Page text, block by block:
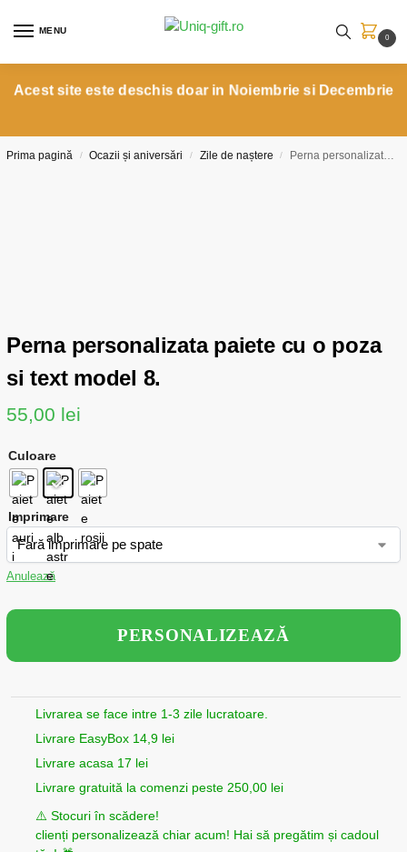
MENU
0
Acest site este deschis doar in Noiembrie si Decembrie
Prima pagină / Ocazii și aniversări / Zile de naștere / Perna personalizata paiete cu o poza si text model 8.
Perna personalizata paiete cu o poza
si text model 8.
55,00 lei
Culoare
Imprimare
Anulează
PERSONALIZEAZĂ
Livrarea se face intre 1-3 zile lucratoare.
Livrare EasyBox 14,9 lei
Livrare acasa 17 lei
Livrare gratuită la comenzi peste 250,00 lei
⚠️ Stocuri în scădere!
clienți personalizează chiar acum! Hai să pregătim și cadoul